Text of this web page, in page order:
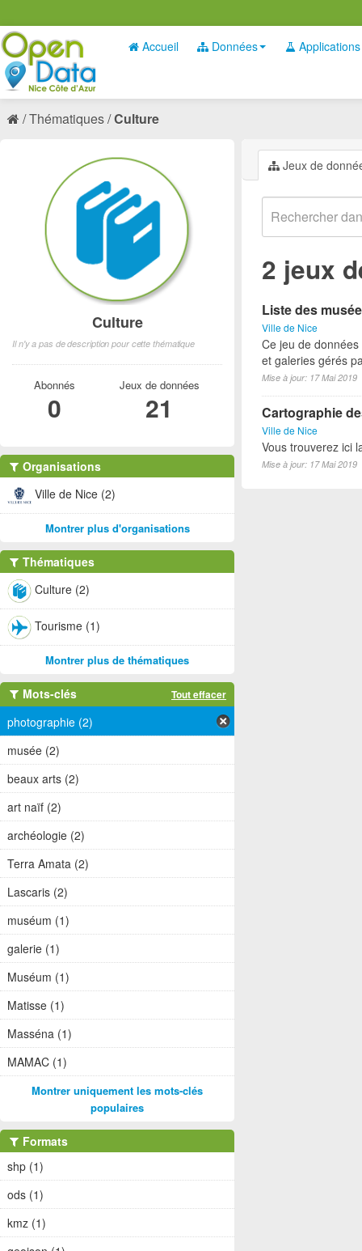
Accueil Données Applications
Thématiques Culture
Jeux de
2 jeux
Liste des
Ville de Nice
Ce jeu de
et galeries gérés
Mise à jour: 17 Mai 2019
Cartographie
Ville de Nice
Vous trouverez ici
Mise à jour: 17 Mai 2019
Culture
Il n'y a pas de description pour cette thématique
Abonnés
0
Jeux de données
21
Organisations
Ville de Nice (2)
Montrer plus d'organisations
Thématiques
Culture (2)
Tourisme (1)
Montrer plus de thématiques
Mots-clés Tout effacer
photographie (2)
musée (2)
beaux arts (2)
art naïf (2)
archéologie (2)
Terra Amata (2)
Lascaris (2)
muséum (1)
galerie (1)
Muséum (1)
Matisse (1)
Masséna (1)
MAMAC (1)
Montrer uniquement les mots-clés
populaires
Formats
shp (1)
ods (1)
kmz (1)